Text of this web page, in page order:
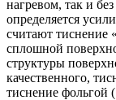
нагревом, так и
определяется
считают тиснение
сплошной
структуры
качественного,
тиснение фольгой